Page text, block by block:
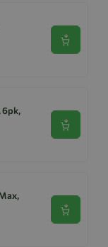
Se
6pk,
Se
Se